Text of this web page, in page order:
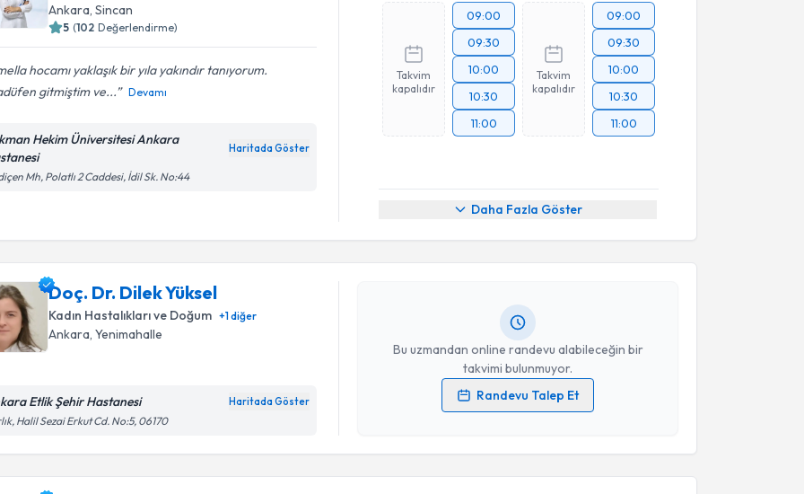
Ankara , Sincan
5 (102 Değerlendirme)
hocamı yaklaşık bir yıla yakındır tanıyorum.
gitmiştim ve...
Devamı
Hekim Üniversitesi Ankara
Haritada Göster
Mh, Polatlı 2 Caddesi, İdil Sk. No:44
Takvim
kapalıdır
09:00
09:30
10:00
10:30
11:00
Takvim
kapalıdır
09:00
09:30
10:00
10:30
11:00
Daha Fazla Göster
Doç. Dr. Dilek Yüksel
Kadın Hastalıkları ve Doğum +1diğer
Ankara, Yenimahalle
Etlik Şehir Hastanesi Haritada Göster
Halil Sezai Erkut Cd. No:5, 06170
Bu uzmandan online randevu alabileceğin bir
takvimi bulunmuyor.
Randevu Talep Et
Randevu Takvimi Talebi
Kişisel verilerimin işlenmesine ilişkinAydınlatma Metni
işlenmesini kabul ediyorum.